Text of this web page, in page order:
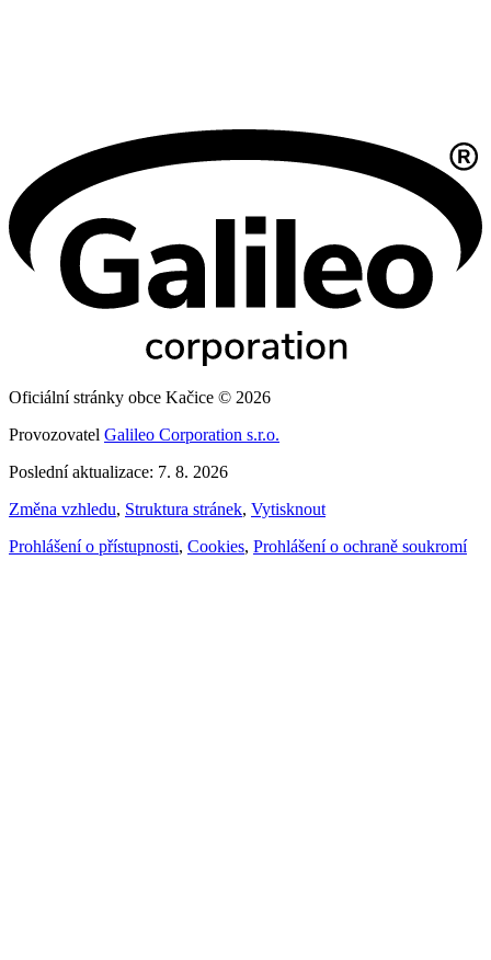
Oficiální stránky obce Kačice © 2026
Provozovatel Galileo Corporation s.r.o.
Poslední aktualizace: 7. 8. 2026
Změna vzhledu, Struktura stránek, Vytisknout
Prohlášení o přístupnosti, Cookies, Prohlášení o ochraně soukromí